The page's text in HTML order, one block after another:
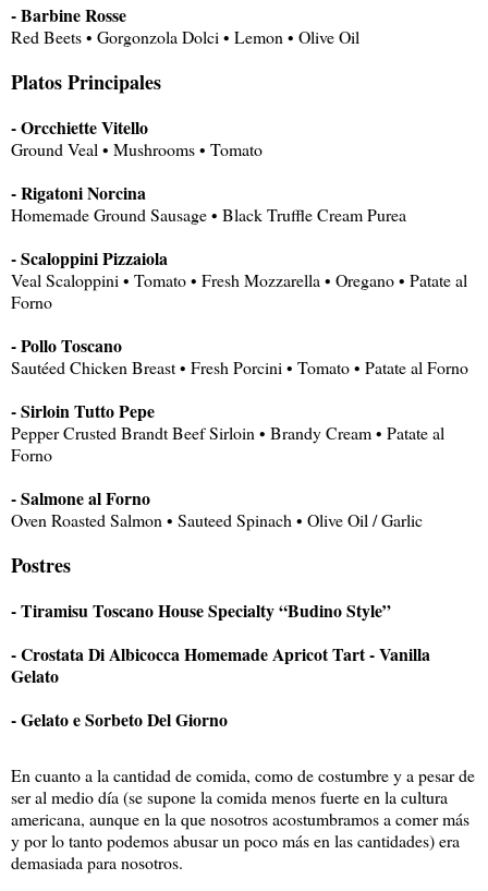
- Barbine Rosse
Red Beets • Gorgonzola Dolci • Lemon • Olive Oil
Platos Principales
- Orcchiette Vitello
Ground Veal • Mushrooms • Tomato
- Rigatoni Norcina
Homemade Ground Sausage • Black Truffle Cream Purea
- Scaloppini Pizzaiola
Veal Scaloppini • Tomato • Fresh Mozzarella • Oregano • Patate al
Forno
- Pollo Toscano
Sautéed Chicken Breast • Fresh Porcini • Tomato • Patate al Forno
- Sirloin Tutto Pepe
Pepper Crusted Brandt Beef Sirloin • Brandy Cream • Patate al
Forno
- Salmone al Forno
Oven Roasted Salmon • Sauteed Spinach • Olive Oil / Garlic
Postres
- Tiramisu Toscano House Specialty “Budino Style”
- Crostata Di Albicocca Homemade Apricot Tart - Vanilla
Gelato
- Gelato e Sorbeto Del Giorno
En cuanto a la cantidad de comida, como de costumbre y a pesar de
ser al medio día (se supone la comida menos fuerte en la cultura
americana, aunque en la que nosotros acostumbramos a comer más
y por lo tanto podemos abusar un poco más en las cantidades) era
demasiada para nosotros.